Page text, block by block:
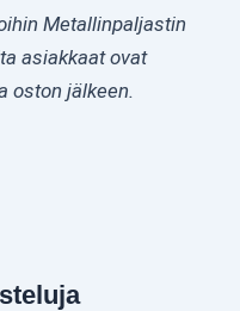
Metallinpaljastin
asiakkaat ovat
oston jälkeen.